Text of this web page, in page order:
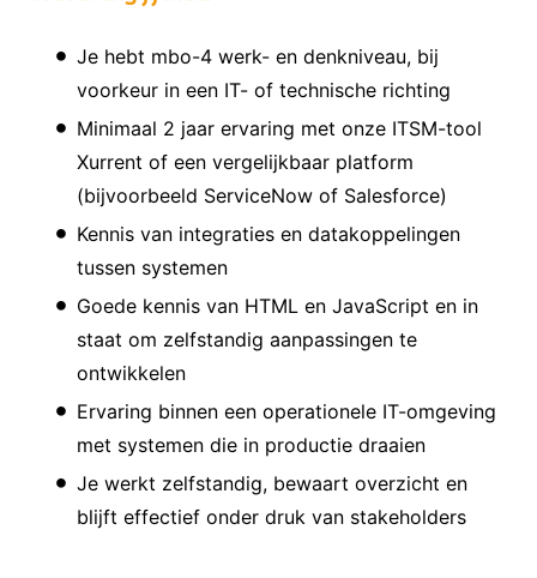
Je hebt mbo-4 werk- en denkniveau, bij
voorkeur in een IT- of technische richting
Minimaal 2 jaar ervaring met onze ITSM-tool
Xurrent of een vergelijkbaar platform
(bijvoorbeeld ServiceNow of Salesforce)
Kennis van integraties en datakoppelingen
tussen systemen
Goede kennis van HTML en JavaScript en in
staat om zelfstandig aanpassingen te
ontwikkelen
Ervaring binnen een operationele IT-omgeving
met systemen die in productie draaien
Je werkt zelfstandig, bewaart overzicht en
blijft effectief onder druk van stakeholders